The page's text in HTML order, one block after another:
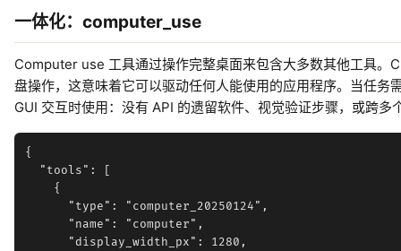
一体化：computer_use
Computer use 工具通过操作完整桌面来包含大多数其他工具。
盘操作，这意味着它可以驱动任何人能使用的应用程序。当任务
GUI 交互时使用：没有 API 的遗留软件、视觉验证步骤，或跨多
{
  "tools": [
    {
      "type": "computer_20250124",
      "name": "computer",
      "display_width_px": 1280,